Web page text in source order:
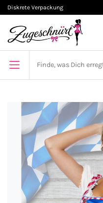
Diskrete Verpackung